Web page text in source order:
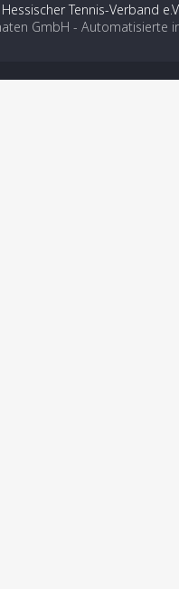
Tennis-Verband
GmbH - Automatisierte